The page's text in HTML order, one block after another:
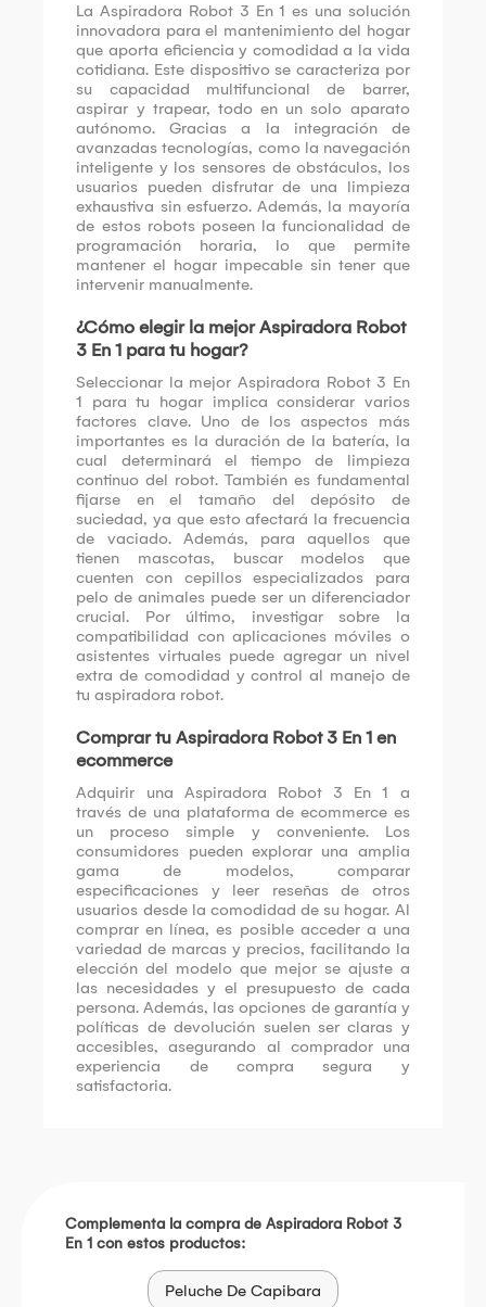
La Aspiradora Robot 3 En 1 es una solución
innovadora para el mantenimiento del hogar
que aporta eficiencia y comodidad a la vida
cotidiana. Este dispositivo se caracteriza por
su capacidad multifuncional de barrer,
aspirar y trapear, todo en un solo aparato
autónomo. Gracias a la integración de
avanzadas tecnologías, como la navegación
inteligente y los sensores de obstáculos, los
usuarios pueden disfrutar de una limpieza
exhaustiva sin esfuerzo. Además, la mayoría
de estos robots poseen la funcionalidad de
programación horaria, lo que permite
mantener el hogar impecable sin tener que
intervenir manualmente.
¿Cómo elegir la mejor Aspiradora Robot
3 En 1 para tu hogar?
Seleccionar la mejor Aspiradora Robot 3 En
1 para tu hogar implica considerar varios
factores clave. Uno de los aspectos más
importantes es la duración de la batería, la
cual determinará el tiempo de limpieza
continuo del robot. También es fundamental
fijarse en el tamaño del depósito de
suciedad, ya que esto afectará la frecuencia
de vaciado. Además, para aquellos que
tienen mascotas, buscar modelos que
cuenten con cepillos especializados para
pelo de animales puede ser un diferenciador
crucial. Por último, investigar sobre la
compatibilidad con aplicaciones móviles o
asistentes virtuales puede agregar un nivel
extra de comodidad y control al manejo de
tu aspiradora robot.
Comprar tu Aspiradora Robot 3 En 1 en
ecommerce
Adquirir una Aspiradora Robot 3 En 1 a
través de una plataforma de ecommerce es
un proceso simple y conveniente. Los
consumidores pueden explorar una amplia
gama de modelos, comparar
especificaciones y leer reseñas de otros
usuarios desde la comodidad de su hogar. Al
comprar en línea, es posible acceder a una
variedad de marcas y precios, facilitando la
elección del modelo que mejor se ajuste a
las necesidades y el presupuesto de cada
persona. Además, las opciones de garantía y
políticas de devolución suelen ser claras y
accesibles, asegurando al comprador una
experiencia de compra segura y
satisfactoria.
Complementa la compra de Aspiradora Robot 3
En 1 con estos productos:
Peluche De Capibara